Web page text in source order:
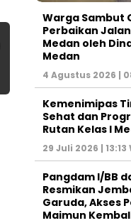
Warga Sambut
Perbaikan Jalan
Medan oleh
Medan
4 Agustus 2026 |
Kemenimipas
Sehat dan
Rutan Kelas I
29 Juli 2026 | 13:13
Pangdam I/BB
Resmikan
Garuda, Akses
Maimun